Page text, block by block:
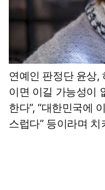
연예인 판정단 윤상,
이면 이길 가능성이
한다”, “대한민국에
스럽다” 등이라며 치